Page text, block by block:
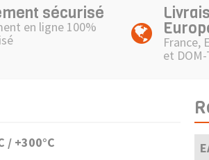
sécurisé
en ligne 100%
France,
et DOM-
/ +300°C